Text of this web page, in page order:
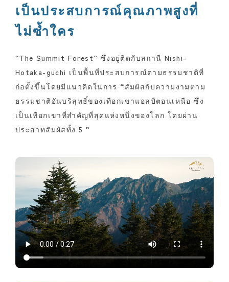
เป็นประสบการณ์คุณภาพสูงที่
ไม่ซ้ำใคร
“The Summit Forest” ซึ่งอยู่ติดกับสถานี Nishi-
Hotaka-guchi เป็นพื้นที่ประสบการณ์ตามธรรมชาติที่
ก่อตั้งขึ้นโดยมีแนวคิดในการ “สัมผัสกับความงามตาม
ธรรมชาติอันบริสุทธิ์ของเทือกเขาแอลป์ตอนเหนือ ซึ่ง
เป็นเทือกเขาที่สำคัญที่สุดแห่งหนึ่งของโลก โดยผ่าน
ประสาทสัมผัสทั้ง 5 ”